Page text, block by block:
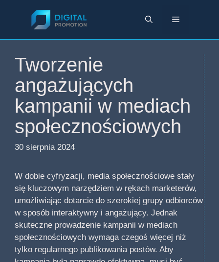
Menu
Tworzenie
angażujących
kampanii w mediach
społecznościowych
30 sierpnia 2024
W dobie cyfryzacji, media społecznościowe stały
się kluczowym narzędziem w rękach marketerów,
umożliwiając dotarcie do szerokiej grupy odbiorców
w sposób interaktywny i angażujący. Jednak
skuteczne prowadzenie kampanii w mediach
społecznościowych wymaga czegoś więcej niż
tylko regularnego publikowania postów. Aby